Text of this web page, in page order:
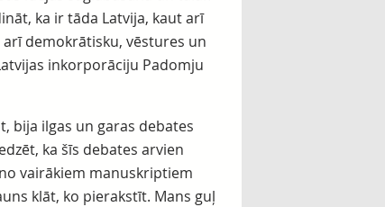
ka ir tāda Latvija, kaut arī
demokrātisku, vēstures un
inkorporāciju Padomju
bija ilgas un garas debates
ka šīs debates arvien
vairākiem manuskriptiem
klāt, ko pierakstīt. Mans guļ